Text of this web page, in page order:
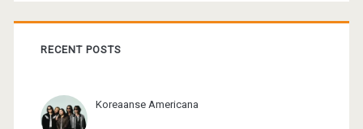
RECENT POSTS
Koreaanse Americana